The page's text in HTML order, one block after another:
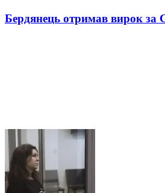
Бердянець отримав вирок за